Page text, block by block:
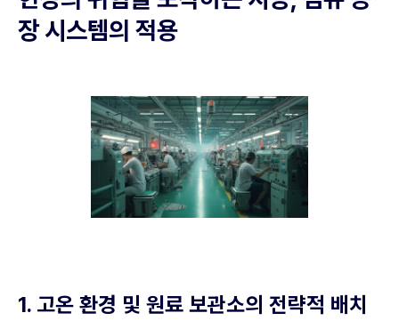
장 시스템의 적용
1. 고온 환경 및 원료 보관소의 전략적 배치